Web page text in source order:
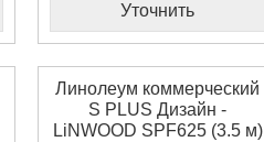
Уточнить
Линолеум коммерческий
S PLUS Дизайн -
LiNWOOD SPF625 (3.5 м)